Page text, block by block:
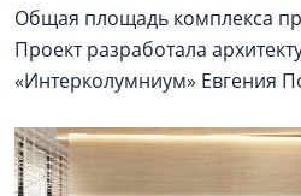
Общая площадь комплекса
Проект разработала
«Интерколумниум» Евгения